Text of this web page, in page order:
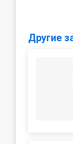
Другие